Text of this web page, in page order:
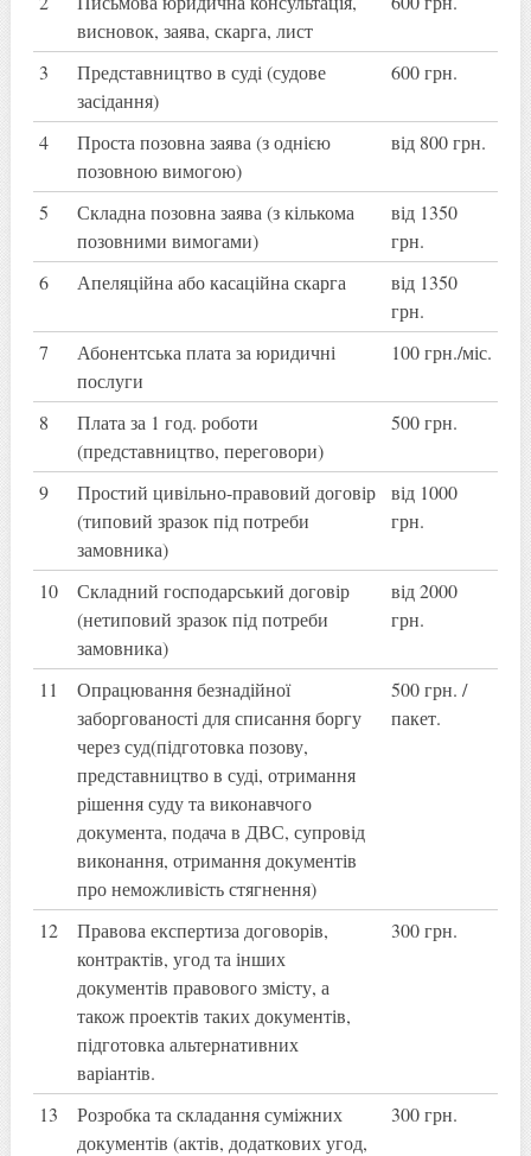
висновок, заява, скарга, лист
3
Представництво в суді (судове
засідання)
600 грн.
4
Проста позовна заява (з однією
позовною вимогою)
від 800 грн.
5
Складна позовна заява (з кількома
позовними вимогами)
від 1350
грн.
6
Апеляційна або касаційна скарга
від 1350
грн.
7
Абонентська плата за юридичні
послуги
100 грн./міс.
8
Плата за 1 год. роботи
(представництво, переговори)
500 грн.
9
Простий цивільно-правовий договір
(типовий зразок під потреби
замовника)
від 1000
грн.
10
Складний господарський договір
(нетиповий зразок під потреби
замовника)
від 2000
грн.
11
Опрацювання безнадійної
заборгованості для списання боргу
через суд(підготовка позову,
представництво в суді, отримання
рішення суду та виконавчого
документа, подача в ДВС, супровід
виконання, отримання документів
про неможливість стягнення)
500 грн. /
пакет.
12
Правова експертиза договорів,
контрактів, угод та інших
документів правового змісту, а
також проектів таких документів,
підготовка альтернативних
варіантів.
300 грн.
13
Розробка та складання суміжних
документів (актів, додаткових угод,
300 грн.